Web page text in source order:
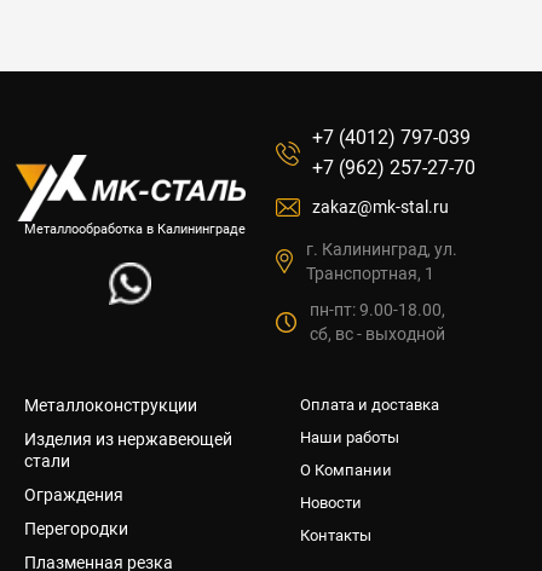
Металлообработка в Калининграде
Металлоконструкции
Изделия из нержавеющей
стали
Ограждения
Перегородки
Плазменная резка
Оплата и доставка
Наши работы
О Компании
Новости
Контакты
+7 (4012) 797-039
+7 (962) 257-27-70
zakaz@mk-stal.ru
г. Калининград, ул.
Транспортная, 1
пн-пт: 9.00-18.00,
сб, вс - выходной